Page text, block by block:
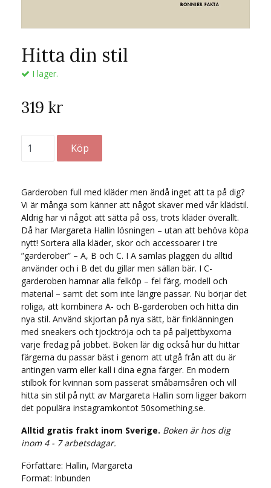
Hitta din stil
I lager.
319 kr
Garderoben full med kläder men ändå inget att ta på dig?
Vi är många som känner att något skaver med vår klädstil.
Aldrig har vi något att sätta på oss, trots kläder överallt.
Då har Margareta Hallin lösningen – utan att behöva köpa
nytt! Sortera alla kläder, skor och accessoarer i tre
”garderober” – A, B och C. I A samlas plaggen du alltid
använder och i B det du gillar men sällan bär. I C-
garderoben hamnar alla felköp – fel färg, modell och
material – samt det som inte längre passar. Nu börjar det
roliga, att kombinera A- och B-garderoben och hitta din
nya stil. Använd skjortan på nya sätt, bär finklänningen
med sneakers och tjocktröja och ta på paljettbyxorna
varje fredag på jobbet. Boken lär dig också hur du hittar
färgerna du passar bäst i genom att utgå från att du är
antingen varm eller kall i dina egna färger. En modern
stilbok för kvinnan som passerat småbarnsåren och vill
hitta sin stil på nytt av Margareta Hallin som ligger bakom
det populära instagramkontot 50something.se.
Alltid gratis frakt inom Sverige. Boken är hos dig
inom 4 - 7 arbetsdagar.
Författare: Hallin, Margareta
Format: Inbunden